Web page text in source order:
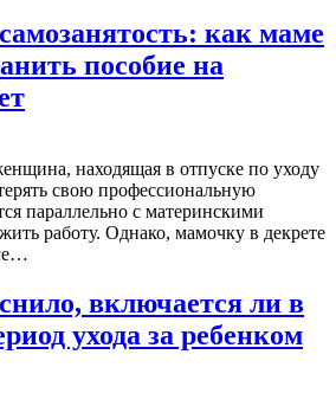
как маме
пособие на
находящая в отпуске по уходу
свою профессиональную
параллельно с материнскими
работу. Однако, мамочку в декрете
включается ли в
ухода за ребенком